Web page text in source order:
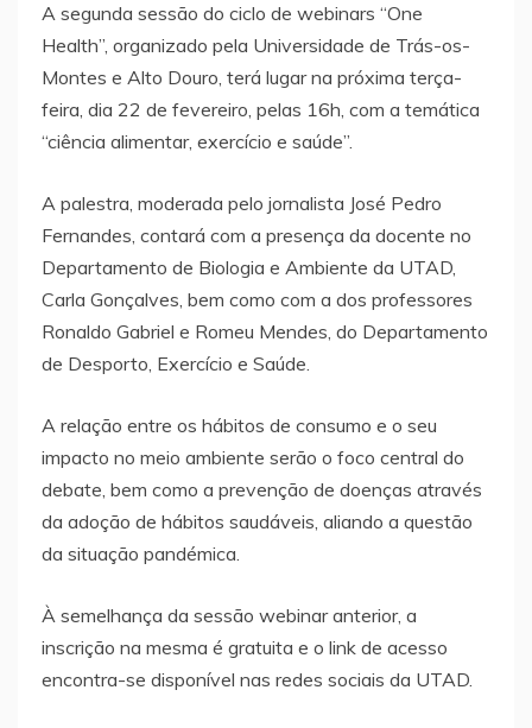
A segunda sessão do ciclo de webinars “One
Health”, organizado pela Universidade de Trás-os-
Montes e Alto Douro, terá lugar na próxima terça-
feira, dia 22 de fevereiro, pelas 16h, com a temática
“ciência alimentar, exercício e saúde”.
A palestra, moderada pelo jornalista José Pedro
Fernandes, contará com a presença da docente no
Departamento de Biologia e Ambiente da UTAD,
Carla Gonçalves, bem como com a dos professores
Ronaldo Gabriel e Romeu Mendes, do Departamento
de Desporto, Exercício e Saúde.
A relação entre os hábitos de consumo e o seu
impacto no meio ambiente serão o foco central do
debate, bem como a prevenção de doenças através
da adoção de hábitos saudáveis, aliando a questão
da situação pandémica.
À semelhança da sessão webinar anterior, a
inscrição na mesma é gratuita e o link de acesso
encontra-se disponível nas redes sociais da UTAD.